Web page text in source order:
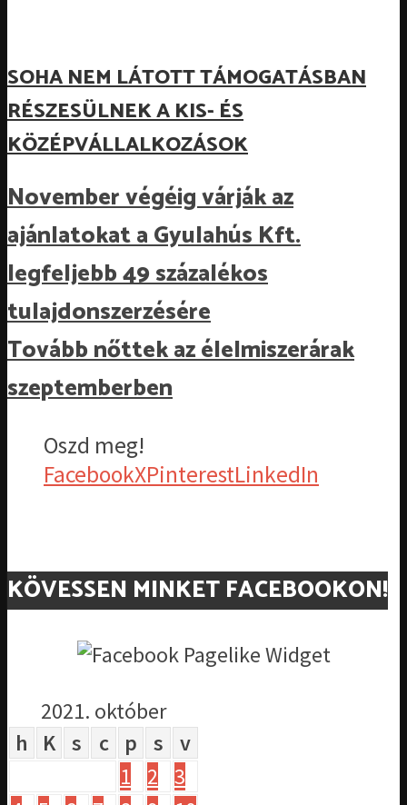
SOHA NEM LÁTOTT TÁMOGATÁSBAN
RÉSZESÜLNEK A KIS- ÉS
KÖZÉPVÁLLALKOZÁSOK
November végéig várják az
ajánlatokat a Gyulahús Kft.
legfeljebb 49 százalékos
tulajdonszerzésére
Tovább nőttek az élelmiszerárak
szeptemberben
Oszd meg!
FacebookXPinterestLinkedIn
KÖVESSEN MINKET FACEBOOKON!
2021. október
h
K s c p s
v
1
2
3